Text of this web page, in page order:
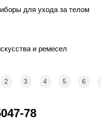
для ухода за телом
и ремесел
2 3 4 5 6
78